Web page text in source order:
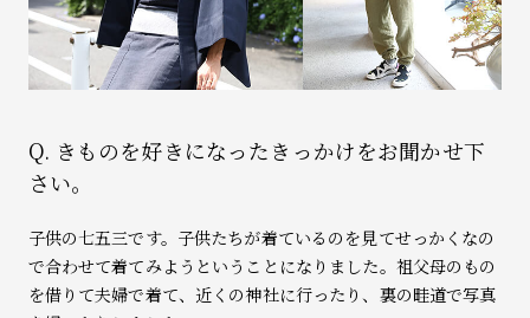
Q. きものを好きになったきっかけをお聞かせ下
さい。
子供の七五三です。子供たちが着ているのを見てせっかくなの
で合わせて着てみようということになりました。祖父母のもの
を借りて夫婦で着て、近くの神社に行ったり、裏の畦道で写真